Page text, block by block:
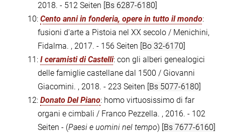
2018. - 512 Seiten [Bs 6287-6180]
10: Cento anni in fonderia, opere in tutto il mondo:
fusioni d'arte a Pistoia nel XX secolo / Menichini,
Fidalma. , 2017. - 156 Seiten [Bo 32-6170]
11: I ceramisti di Castelli: con gli alberi genealogici
delle famiglie castellane dal 1500 / Giovanni
Giacomini. , 2018. - 223 Seiten [Bs 5077-6180]
12: Donato Del Piano: homo virtuosissimo di far
organi e cimbali / Franco Pezzella. , 2016. - 102
Seiten - (Paesi e uomini nel tempo) [Bs 7677-6160]